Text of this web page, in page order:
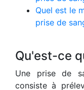
Quel est le
prise de
Qu'est-ce
Une prise de
consiste à